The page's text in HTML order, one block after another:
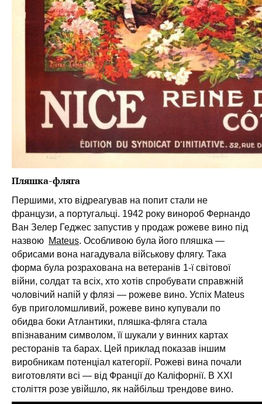
Пляшка-фляга
Першими, хто відреагував на попит стали не
французи, а португальці. 1942 року винороб Фернандо
Ван Зелер Геджес запустив у продаж рожеве вино під
назвою Mateus. Особливою була його пляшка —
обрисами вона нагадувала військову флягу. Така
форма була розрахована на ветеранів 1-ї світової
війни, солдат та всіх, хто хотів спробувати справжній
чоловічий напій у флязі — рожеве вино. Успіх Mateus
був приголомшливий, рожеве вино купували по
обидва боки Атлантики, пляшка-фляга стала
впізнаваним символом, її шукали у винних картах
ресторанів та барах. Цей приклад показав іншим
виробникам потенціал категорії. Рожеві вина почали
виготовляти всі — від Франції до Каліфорнії. В XXI
століття розе увійшло, як найбільш трендове вино.